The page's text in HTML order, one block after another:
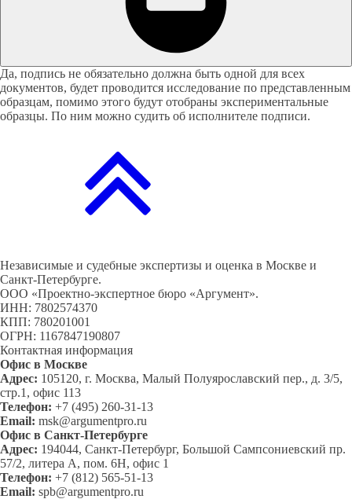
Да, подпись не обязательно должна быть одной для всех
документов, будет проводится исследование по представленным
образцам, помимо этого будут отобраны экспериментальные
образцы. По ним можно судить об исполнителе подписи.
Независимые и судебные экспертизы и оценка в Москве и
Санкт-Петербурге.
ООО «Проектно-экспертное бюро «Аргумент».
ИНН: 7802574370
КПП: 780201001
ОГРН: 1167847190807
Контактная информация
Офис в Москве
Адрес: 105120, г. Москва, Малый Полуярославский пер., д. 3/5,
стр.1, офис 113
Телефон: +7 (495) 260-31-13
Email: msk@argumentpro.ru
Офис в Санкт-Петербурге
Адрес: 194044, Санкт-Петербург, Большой Сампсониевский пр.
57/2, литера А, пом. 6Н, офис 1
Телефон: +7 (812) 565-51-13
Email: spb@argumentpro.ru